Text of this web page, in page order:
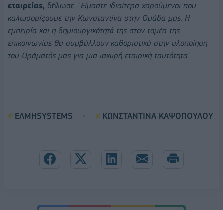
εταιρείας, δήλωσε: "Είμαστε ιδιαίτερα χαρούμενοι που
καλωσορίζουμε την Κωνσταντίνα στην Ομάδα μας. Η
εμπειρία και η δημιουργικότητά της στον τομέα της
επικοινωνίας θα συμβάλλουν καθοριστικά στην υλοποίηση
του Οράματός μας για μια ισχυρή εταιρική ταυτότητα".
ΕΛΜΗSYSTEMS ΚΩΝΣΤΑΝΤΙΝΑ ΚΑΨΟΠΟΥΛΟΥ